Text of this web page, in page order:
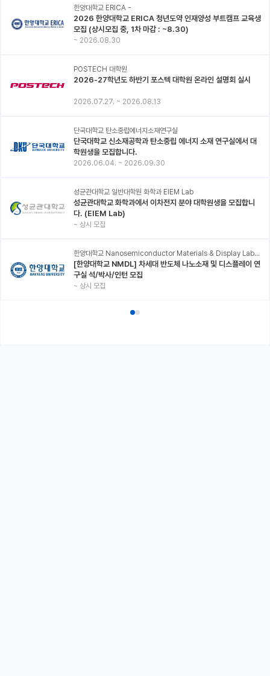
한양대학교 ERICA -
2026 한양대학교 ERICA 청년도약 인재양성 부트캠프 교육생
모집 (상시모집 중, 1차 마감 : ~8.30)
~ 2026.08.30
POSTECH 대학원
2026-27학년도 하반기 포스텍 대학원 온라인 설명회 실시
2026.07.27. ~ 2026.08.13
단국대학교 탄소중립에너지소재연구실
단국대학교 신소재공학과 탄소중립 에너지 소재 연구실에서 대
학원생을 모집합니다.
2026.06.04. ~ 2026.09.30
성균관대학교 일반대학원 화학과 EIEM Lab
성균관대학교 화학과에서 이차전지 분야 대학원생을 모집합니
다. (EIEM Lab)
~ 상시 모집
한양대학교 Nanosemiconductor Materials & Display Laboratory
[한양대학교 NMDL] 차세대 반도체 나노소재 및 디스플레이 연
구실 석/박사/인턴 모집
~ 상시 모집